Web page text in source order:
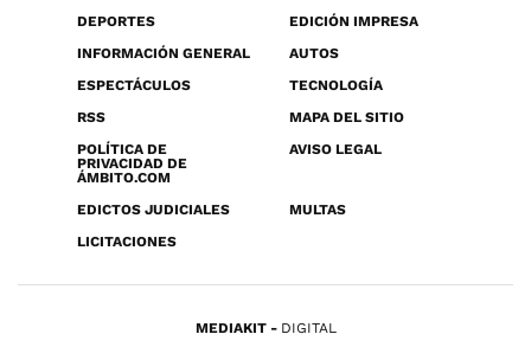
DEPORTES
EDICIÓN IMPRESA
INFORMACIÓN GENERAL
AUTOS
ESPECTÁCULOS
TECNOLOGÍA
RSS
MAPA DEL SITIO
POLÍTICA DE
PRIVACIDAD DE
ÁMBITO.COM
AVISO LEGAL
EDICTOS JUDICIALES
MULTAS
LICITACIONES
MEDIAKIT DIGITAL